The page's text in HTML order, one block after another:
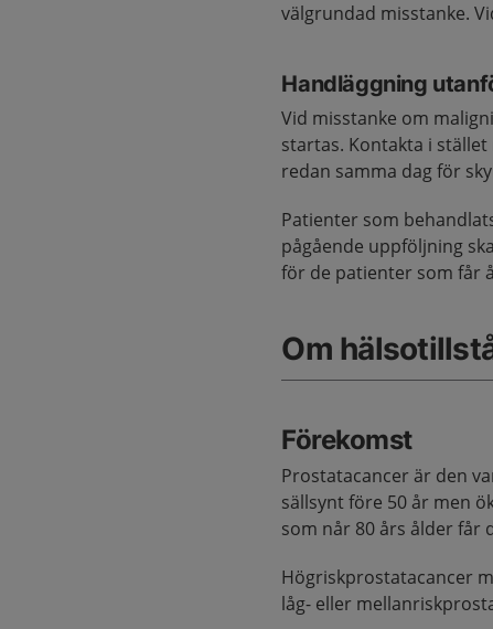
välgrundad misstanke.
Handläggning
Vid misstanke om
startas. Kontakta i
redan samma dag för
Patienter som
pågående uppföljning
för de patienter som får
Om
Förekomst
Prostatacancer är den
sällsynt före 50 år men
som når 80 års ålder får
Högriskprostatacancer
låg- eller